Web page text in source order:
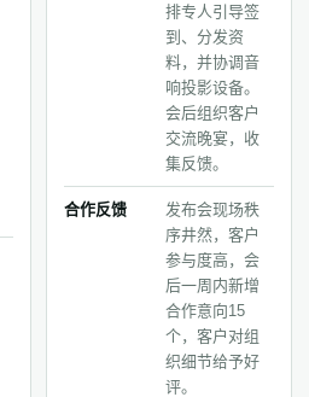
排专人引导签
到、分发资
料，并协调音
响投影设备。
会后组织客户
交流晚宴，收
集反馈。
合作反馈
发布会现场秩
序井然，客户
参与度高，会
后一周内新增
合作意向15
个，客户对组
织细节给予好
评。